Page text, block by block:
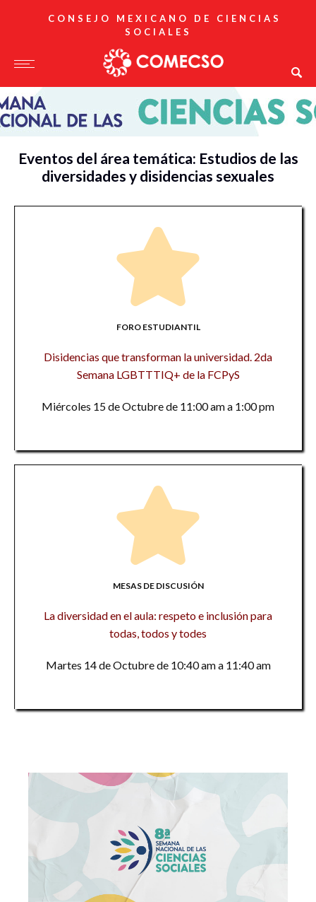
CONSEJO MEXICANO DE CIENCIAS
SOCIALES
Eventos del área temática: Estudios de las
diversidades y disidencias sexuales
FORO ESTUDIANTIL
Disidencias que transforman la universidad. 2da
Semana LGBTTTIQ+ de la FCPyS
Miércoles 15 de Octubre de 11:00 am a 1:00 pm
MESAS DE DISCUSIÓN
La diversidad en el aula: respeto e inclusión para
todas, todos y todes
Martes 14 de Octubre de 10:40 am a 11:40 am